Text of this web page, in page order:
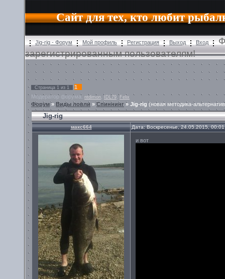
Сайт для тех, кто любит
Jig-rig - Форум Мой профиль Регистрация Выход Вход
зарегистрированным пользователям!
Страница 1 из 1
1
Модератор форума: ntdimon , IDL79 , Felix
Форум» Виды ловли »Спиннинг » Jig-rig (новая методика-
Jig-rig
макс664 Дата: Воскресенье, 24.05.2015,
и вот